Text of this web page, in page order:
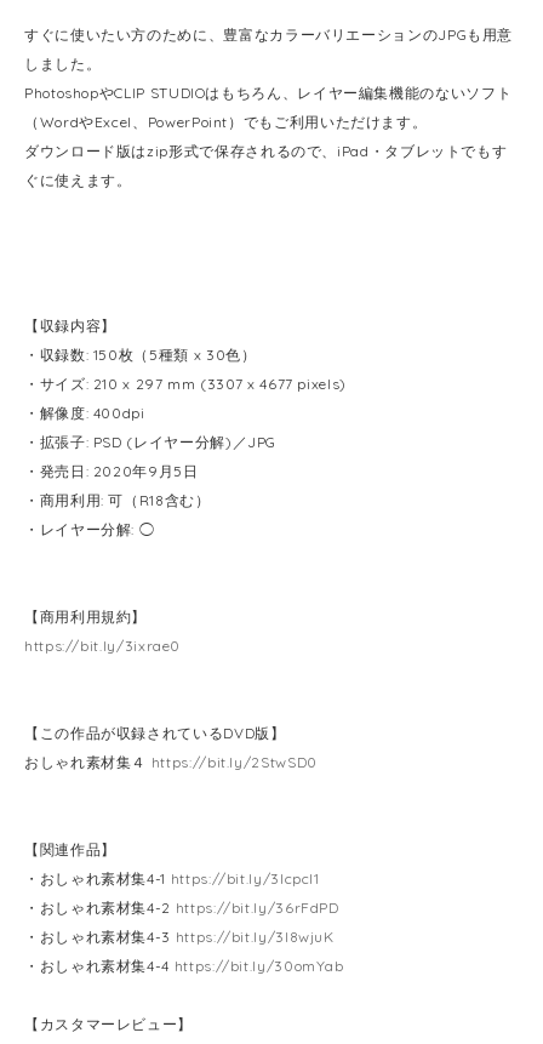
すぐに使いたい方のために、豊富なカラーバリエーションのJPGも用意
しました。
PhotoshopやCLIP STUDIOはもちろん、レイヤー編集機能のないソフト
（WordやExcel、PowerPoint）でもご利用いただけます。
ダウンロード版はzip形式で保存されるので、iPad・タブレットでもす
ぐに使えます。
【収録内容】
・収録数: 150枚（5種類 x 30色）
・サイズ: 210 x 297 mm (3307 x 4677 pixels)
・解像度: 400dpi
・拡張子: PSD (レイヤー分解)／JPG
・発売日: 2020年9月5日
・商用利用: 可（R18含む）
・レイヤー分解: ◯
【商用利用規約】
https://bit.ly/3ixrae0
【この作品が収録されているDVD版】
おしゃれ素材集４ https://bit.ly/2StwSD0
【関連作品】
・おしゃれ素材集4-1 https://bit.ly/3lcpcl1
・おしゃれ素材集4-2 https://bit.ly/36rFdPD
・おしゃれ素材集4-3 https://bit.ly/3l8wjuK
・おしゃれ素材集4-4 https://bit.ly/30omYab
【カスタマーレビュー】